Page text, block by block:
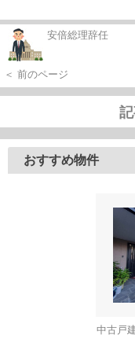
安倍総理辞任
＜ 前のページ
おすすめ物件
中古戸